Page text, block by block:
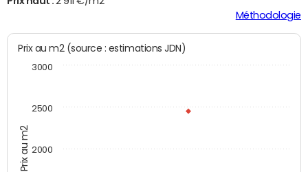
Méthodologie
Prix au m2
Prix au m2 (source : estimations JDN)
2000
2500
3000